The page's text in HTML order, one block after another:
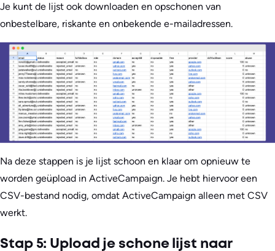
Je kunt de lijst ook downloaden en opschonen van
onbestelbare, riskante en onbekende e-mailadressen.
Na deze stappen is je lijst schoon en klaar om opnieuw te
worden geüpload in ActiveCampaign. Je hebt hiervoor een
CSV-bestand nodig, omdat ActiveCampaign alleen met CSV
werkt.
Stap 5: Upload je schone lijst naar